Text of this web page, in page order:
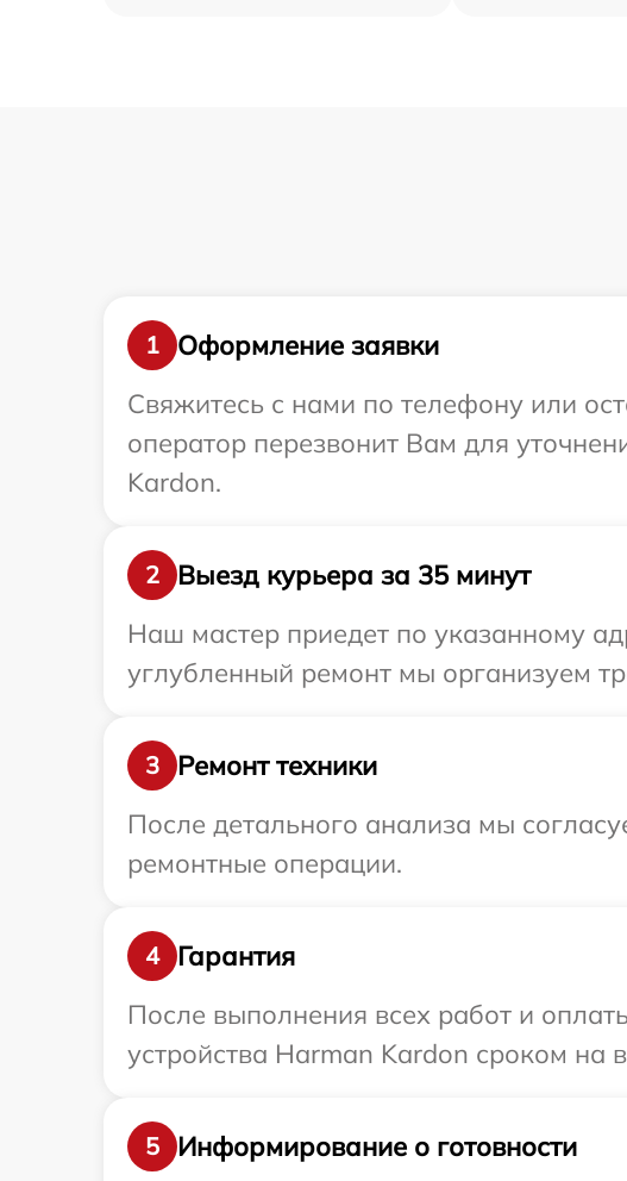
1
Оформление заявки
Свяжитесь с нами по телефону или
оператор перезвонит Вам для
Kardon.
2
Выезд курьера за 35 минут
Наш мастер приедет по указанному
углубленный ремонт мы организуем
3
Ремонт техники
После детального анализа мы
ремонтные операции.
4
Гарантия
После выполнения всех работ и
устройства Harman Kardon сроком на
5
Информирование о готовности